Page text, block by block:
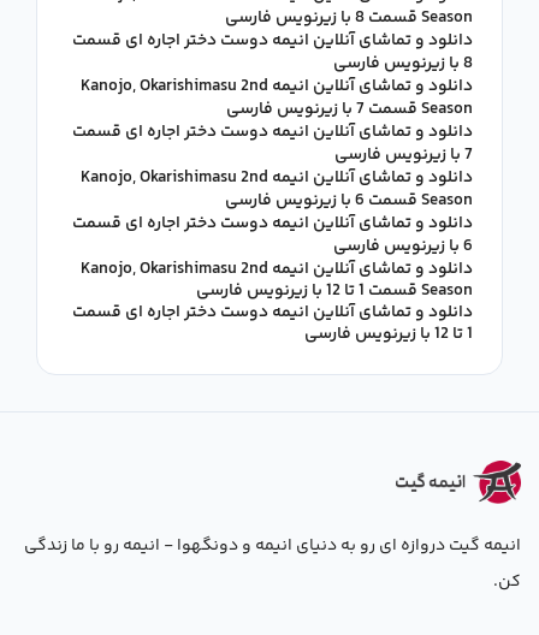
Season قسمت 8 با زیرنویس فارسی
دانلود و تماشای آنلاین انیمه دوست دختر اجاره ای قسمت
8 با زیرنویس فارسی
دانلود و تماشای آنلاین انیمه Kanojo, Okarishimasu 2nd
Season قسمت 7 با زیرنویس فارسی
دانلود و تماشای آنلاین انیمه دوست دختر اجاره ای قسمت
7 با زیرنویس فارسی
دانلود و تماشای آنلاین انیمه Kanojo, Okarishimasu 2nd
Season قسمت 6 با زیرنویس فارسی
دانلود و تماشای آنلاین انیمه دوست دختر اجاره ای قسمت
6 با زیرنویس فارسی
دانلود و تماشای آنلاین انیمه Kanojo, Okarishimasu 2nd
Season قسمت 1 تا 12 با زیرنویس فارسی
دانلود و تماشای آنلاین انیمه دوست دختر اجاره ای قسمت
1 تا 12 با زیرنویس فارسی
انیمه گیت دروازه ای رو به دنیای انیمه و دونگهوا - انیمه رو با ما زندگی
کن.